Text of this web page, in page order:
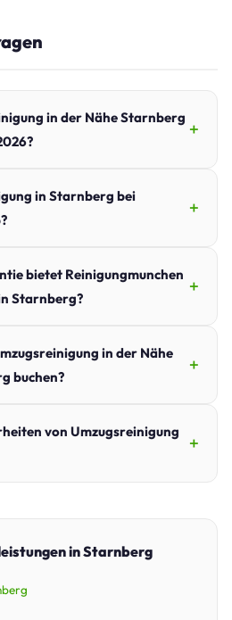
in der Nähe Starnberg
in Starnberg bei
bietet Reinigungmunchen
Starnberg?
in der Nähe
buchen?
von Umzugsreinigung
in Starnberg